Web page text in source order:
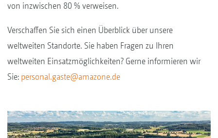
von inzwischen 80 % verweisen.
Verschaffen Sie sich einen Überblick über unsere
weltweiten Standorte. Sie haben Fragen zu Ihren
weltweiten Einsatzmöglichkeiten? Gerne informieren wir
Sie: personal.gaste@amazone.de